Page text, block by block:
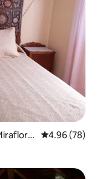
Calificación
4.96 (78)